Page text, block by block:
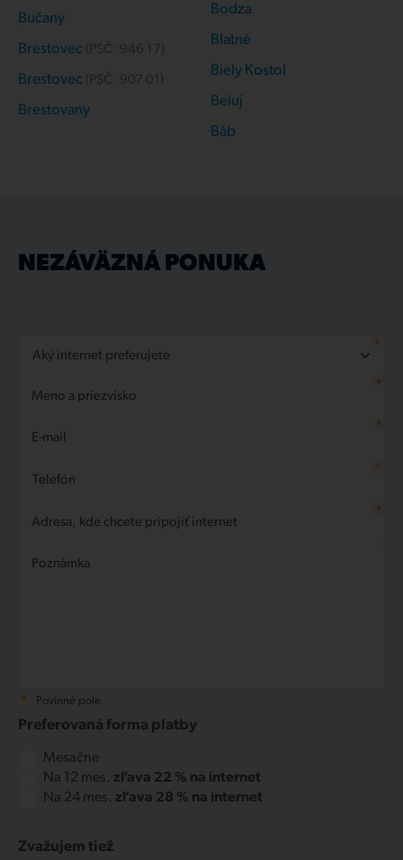
Bučany
Brestovec
Brestovec
Brestovany
Bodza
Blatné
Biely Kostol
Beluj
Báb
NEZÁVÄZNÁ PONUKA
Aký internet preferujete
*
Nechám si poradit
Internet na doma
Meno a priezvisko
*
E-mail
*
Telefón
*
Adresa, kde chcete pripojiť internet
*
Poznámka
* Povinné pole
Preferovaná forma platby
Mesačne
Na 12 mes. zľava 22 % na internet
Na 24 mes. zľava 28 % na internet
Zvažujem tiež